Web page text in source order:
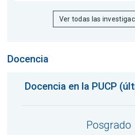
Ver todas las
Docencia
Docencia en la PUCP
Posgrado